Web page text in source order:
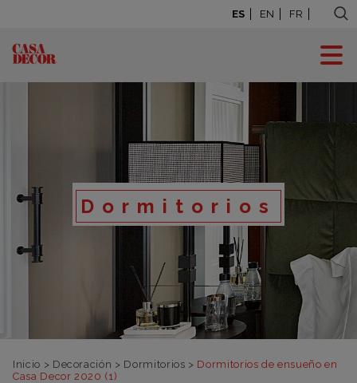
ES EN FR
Dormitorios
Inicio > Decoración > Dormitorios > Dormitorios de ensueño en
Casa Decor 2020 (1)